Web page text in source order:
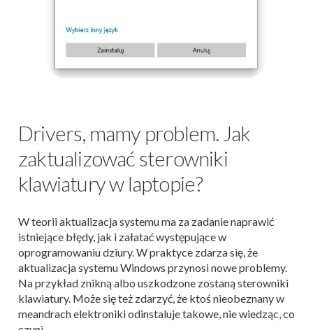
Drivers, mamy problem. Jak
zaktualizować sterowniki
klawiatury w laptopie?
W teorii aktualizacja systemu ma za zadanie naprawić
istniejące błędy, jak i załatać występujące w
oprogramowaniu dziury. W praktyce zdarza się, że
aktualizacja systemu Windows przynosi nowe problemy.
Na przykład znikną albo uszkodzone zostaną sterowniki
klawiatury. Może się też zdarzyć, że ktoś nieobeznany w
meandrach elektroniki odinstaluje takowe, nie wiedząc, co